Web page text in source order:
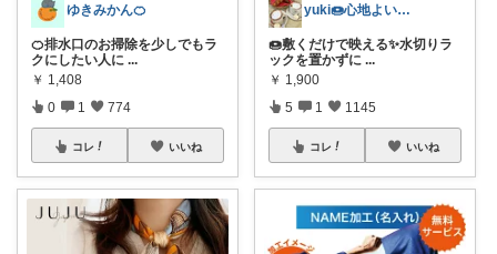
ゆきみかん🍊
🍊排水口のお掃除を少しでもラ
クにしたい人に ...
￥ 1,408
0 1 774
コレ いいね
yuki🍩心地よいものに囲まれて💛
🍩敷くだけで映える✨水切りラ
ックを置かずに ...
￥ 1,900
5 1 1145
コレ いいね